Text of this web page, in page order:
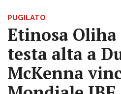
PUGILATO
Etinosa
testa alta a
McKenna